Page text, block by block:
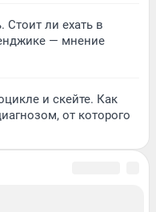
Стоит ли ехать в
— мнение
и скейте. Как
от которого